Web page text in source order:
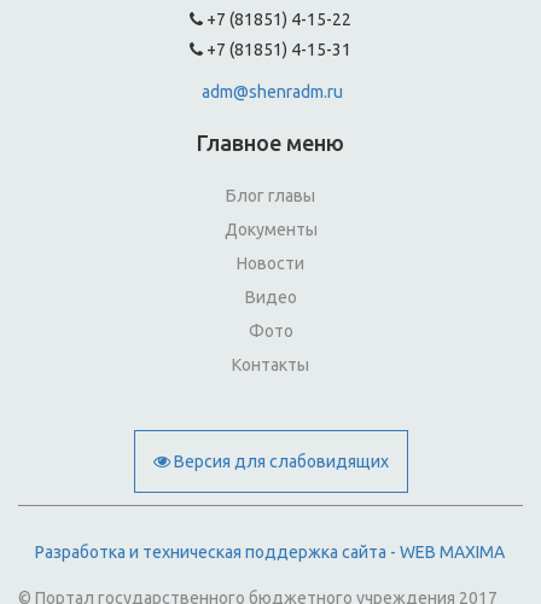
+7 (81851) 4-15-22
+7 (81851) 4-15-31
adm@shenradm.ru
Главное меню
Блог главы
Документы
Новости
Видео
Фото
Контакты
Версия для слабовидящих
Разработка и техническая поддержка сайта - WEB MAXIMA
© Портал государственного бюджетного учреждения 2017